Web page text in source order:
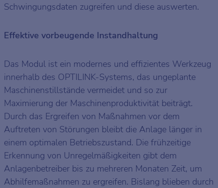
Schwingungsdaten zugreifen und diese auswerten.
Effektive vorbeugende Instandhaltung
Das Modul ist ein modernes und effizientes Werkzeug
innerhalb des OPTILINK-Systems, das ungeplante
Maschinenstillstände vermeidet und so zur
Maximierung der Maschinenproduktivität beiträgt.
Durch das Ergreifen von Maßnahmen vor dem
Auftreten von Störungen bleibt die Anlage länger in
einem optimalen Betriebszustand. Die frühzeitige
Erkennung von Unregelmäßigkeiten gibt dem
Anlagenbetreiber bis zu mehreren Monaten Zeit, um
Abhilfemaßnahmen zu ergreifen. Bislang blieben durch